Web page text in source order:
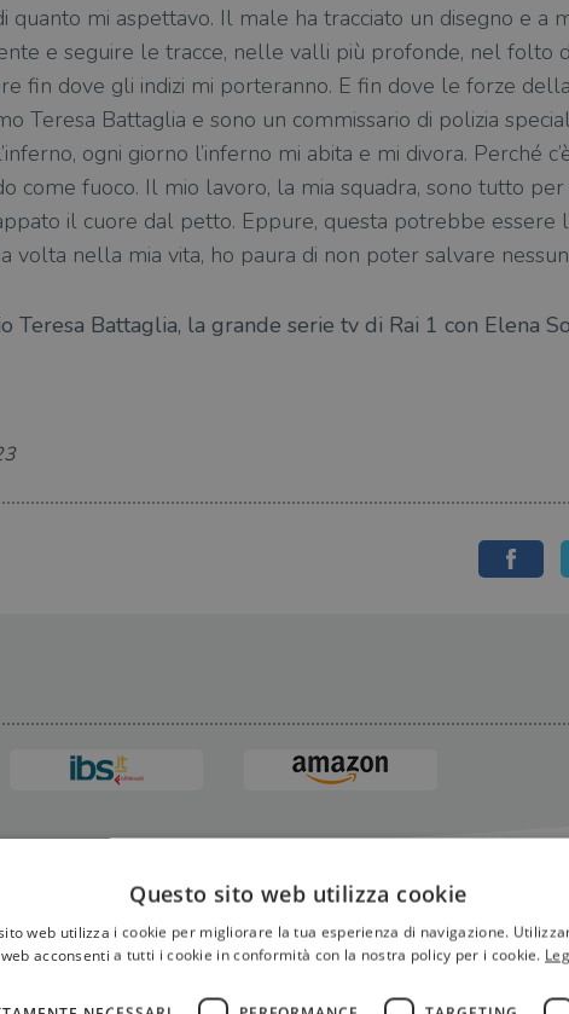
quanto mi aspettavo. Il male ha tracciato un disegno e a
e seguire le tracce, nelle valli più profonde, nel folto
fin dove gli indizi mi porteranno. E fin dove le forze
Teresa Battaglia e sono un commissario di polizia
ogni giorno l’inferno mi abita e mi divora. Perché
come fuoco. Il mio lavoro, la mia squadra, sono tutto
il cuore dal petto. Eppure, questa potrebbe essere
volta nella mia vita, ho paura di non poter salvare
Teresa Battaglia, la grande serie tv di Rai 1 con Elena
Questo sito web utilizza cookie
web utilizza i cookie per migliorare la tua esperienza di navigazione.
acconsenti a tutti i cookie in conformità con la nostra policy per i cookie.